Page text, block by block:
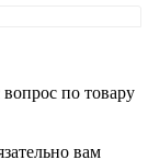
по товару
вам